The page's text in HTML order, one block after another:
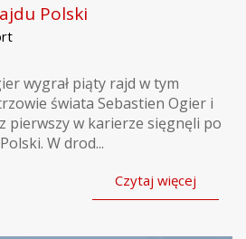
Polski
wygrał piąty rajd w tym
świata Sebastien Ogier i
pierwszy w karierze sięgnęli po
W drod...
Czytaj więcej